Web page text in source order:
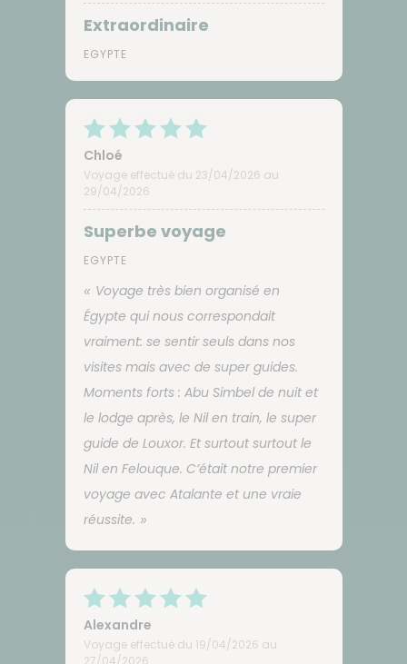
Extraordinaire
EGYPTE
Chloé
Voyage effectué du 23/04/2026 au
29/04/2026
Superbe voyage
EGYPTE
Voyage très bien organisé en
Égypte qui nous correspondait
vraiment: se sentir seuls dans nos
visites mais avec de super guides.
Moments forts : Abu Simbel de nuit et
le lodge après, le Nil en train, le super
guide de Louxor. Et surtout surtout le
Nil en Felouque. C’était notre premier
voyage avec Atalante et une vraie
réussite.
Alexandre
Voyage effectué du 19/04/2026 au